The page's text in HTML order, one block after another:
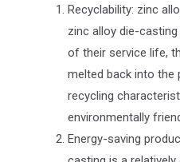
Recyclability: zinc
zinc alloy die-
of their service life,
melted back into the
recycling
environmentally
Energy-saving